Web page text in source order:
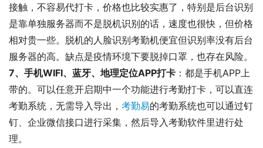
接触，不容易代打卡，价格也比较实惠了，特别是后台识别
是靠单独服务器而不是脱机识别的话，速度也很快，但价格
相对贵一些。脱机的人脸识别考勤机便宜但识别率没有后台
服务器的高。缺点是疫情环境下要脱掉口罩，也存在风险。
7、手机WIFI、蓝牙、地理定位APP打卡 ：都是手机APP上
带的。可以任意开启期中一个功能进行考勤打卡，可以直连
考勤系统，无需导入导出， 考勤易的考勤系统也可以通过钉
钉、企业微信接口进行采集，然后导入考勤软件里进行处
理。